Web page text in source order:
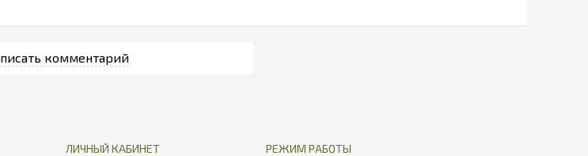
ЛИЧНЫЙ КАБИНЕТ РЕЖИМ РАБОТЫ